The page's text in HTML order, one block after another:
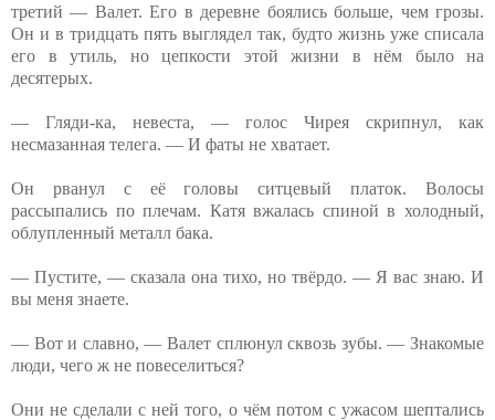
третий — Валет. Его в деревне боялись больше, чем грозы.
Он и в тридцать пять выглядел так, будто жизнь уже списала
его в утиль, но цепкости этой жизни в нём было на
десятерых.
— Гляди-ка, невеста, — голос Чирея скрипнул, как
несмазанная телега. — И фаты не хватает.
Он рванул с её головы ситцевый платок. Волосы
рассыпались по плечам. Катя вжалась спиной в холодный,
облупленный металл бака.
— Пустите, — сказала она тихо, но твёрдо. — Я вас знаю. И
вы меня знаете.
— Вот и славно, — Валет сплюнул сквозь зубы. — Знакомые
люди, чего ж не повеселиться?
Они не сделали с ней того, о чём потом с ужасом шептались